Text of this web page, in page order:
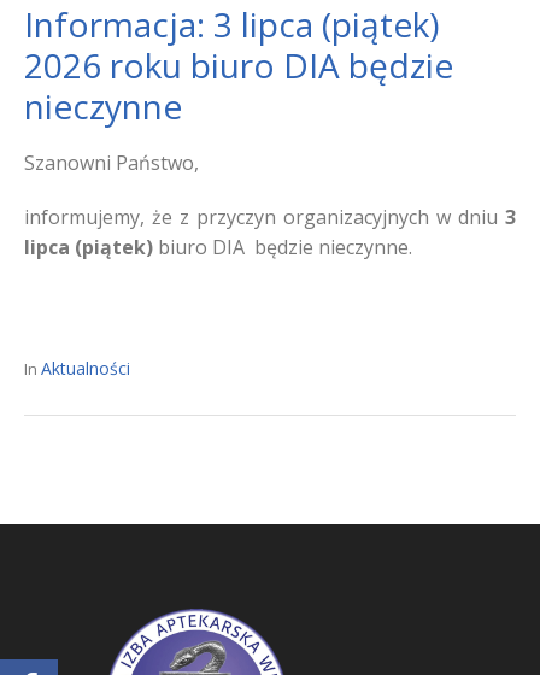
Informacja: 3 lipca (piątek)
2026 roku biuro DIA będzie
nieczynne
Szanowni Państwo,
informujemy, że z przyczyn organizacyjnych w dniu 3
lipca (piątek) biuro DIA będzie nieczynne.
In Aktualności